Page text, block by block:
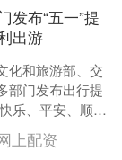
发布“五一”提
出游
化和旅游部、交
部门发布出行提
乐、平安、顺利
旅游部与中国气
上配资